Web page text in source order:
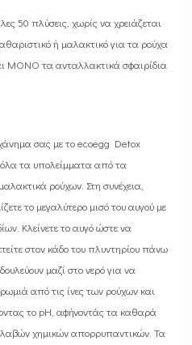
50 πλύσεις, χωρίς να χρειάζεται
ή μαλακτικό για τα ρούχα
ΜΟΝΟ τα ανταλλακτικά σφαιρίδια
σας με το ecoegg Detox
τα υπολείμματα από τα
ρούχων. Στη συνέχεια,
το μεγαλύτερο μισό του αυγού με
Κλείνετε το αυγό ώστε να
στον κάδο του πλυντηρίου πάνω
μαζί στο νερό για να
από τις ίνες των ρούχων και
το pH, αφήνοντάς τα καθαρά
χημικών απορρυπαντικών. Τα